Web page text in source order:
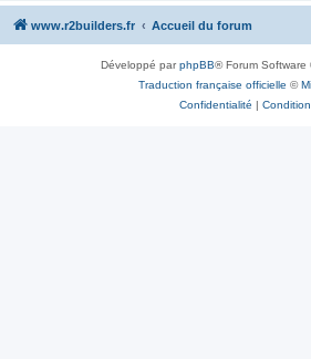
www.r2builders.fr Accueil du forum
Développé parphpBB® Forum Software
Traduction française officielle ©
Confidentialité |